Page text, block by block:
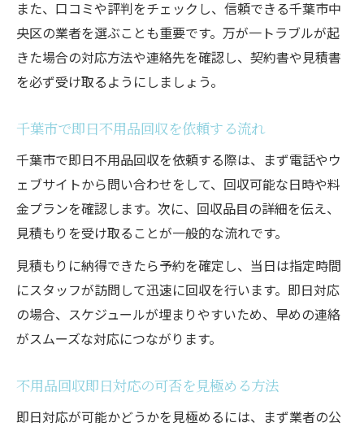
また、口コミや評判をチェックし、信頼できる千葉市中
央区の業者を選ぶことも重要です。万が一トラブルが起
きた場合の対応方法や連絡先を確認し、契約書や見積書
を必ず受け取るようにしましょう。
千葉市で即日不用品回収を依頼する流れ
千葉市で即日不用品回収を依頼する際は、まず電話やウ
ェブサイトから問い合わせをして、回収可能な日時や料
金プランを確認します。次に、回収品目の詳細を伝え、
見積もりを受け取ることが一般的な流れです。
見積もりに納得できたら予約を確定し、当日は指定時間
にスタッフが訪問して迅速に回収を行います。即日対応
の場合、スケジュールが埋まりやすいため、早めの連絡
がスムーズな対応につながります。
不用品回収即日対応の可否を見極める方法
即日対応が可能かどうかを見極めるには、まず業者の公